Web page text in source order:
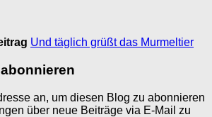
Und täglich grüßt das Murmeltier
an, um diesen Blog zu abonnieren
über neue Beiträge via E-Mail zu